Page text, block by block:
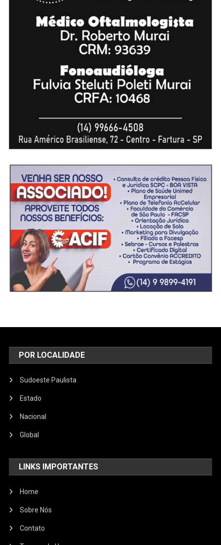
POR LOCALIDADE
Sudoeste Paulista
Estado
Nacional
Global
LINKS IMPORTANTES
Home
Sobre Nós
Contato